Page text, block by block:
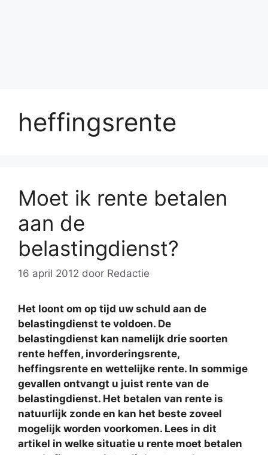
heffingsrente
Moet ik rente betalen
aan de
belastingdienst?
16 april 2012 door Redactie
Het loont om op tijd uw schuld aan de
belastingdienst te voldoen. De
belastingdienst kan namelijk drie soorten
rente heffen, invorderingsrente,
heffingsrente en wettelijke rente. In sommige
gevallen ontvangt u juist rente van de
belastingdienst. Het betalen van rente is
natuurlijk zonde en kan het beste zoveel
mogelijk worden voorkomen. Lees in dit
artikel in welke situatie u rente moet betalen